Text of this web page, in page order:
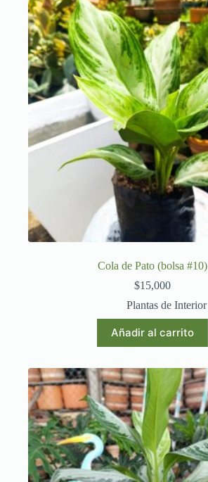
Cola de Pato (bolsa #10)
$15,000
Plantas de Interior
Añadir al carrito